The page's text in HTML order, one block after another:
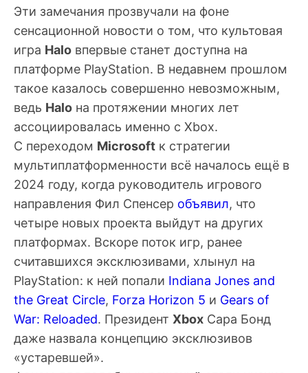
Эти замечания прозвучали на фоне
сенсационной новости о том, что культовая
игра Halo впервые станет доступна на
платформе PlayStation. В недавнем прошлом
такое казалось совершенно невозможным,
ведь Halo на протяжении многих лет
ассоциировалась именно с Xbox.
С переходом Microsoft к стратегии
мультиплатформенности всё началось ещё в
2024 году, когда руководитель игрового
направления Фил Спенсер объявил, что
четыре новых проекта выйдут на других
платформах. Вскоре поток игр, ранее
считавшихся эксклюзивами, хлынул на
PlayStation: к ней попали Indiana Jones and
the Great Circle, Forza Horizon 5 и Gears of
War: Reloaded. Президент Xbox Сара Бонд
даже назвала концепцию эксклюзивов
«устаревшей».